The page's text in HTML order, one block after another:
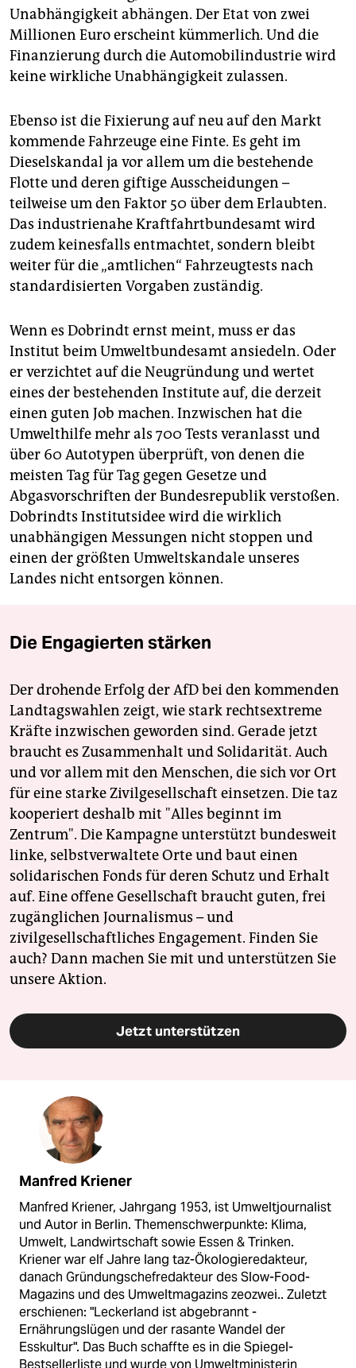
Unabhängigkeit abhängen. Der Etat von zwei
Millionen Euro erscheint kümmerlich. Und die
Finanzierung durch die Automobilindustrie wird
keine wirkliche Unabhängigkeit zulassen.
Ebenso ist die Fixierung auf neu auf den Markt
kommende Fahrzeuge eine Finte. Es geht im
Dieselskandal ja vor allem um die bestehende
Flotte und deren giftige Ausscheidungen –
teilweise um den Faktor 50 über dem Erlaubten.
Das industrienahe Kraftfahrtbundesamt wird
zudem keinesfalls entmachtet, sondern bleibt
weiter für die „amtlichen“ Fahrzeugtests nach
standardisierten Vorgaben zuständig.
Wenn es Dobrindt ernst meint, muss er das
Institut beim Umweltbundesamt ansiedeln. Oder
er verzichtet auf die Neugründung und wertet
eines der bestehenden Institute auf, die derzeit
einen guten Job machen. Inzwischen hat die
Umwelthilfe mehr als 700 Tests veranlasst und
über 60 Autotypen überprüft, von denen die
meisten Tag für Tag gegen Gesetze und
Abgasvorschriften der Bundesrepublik verstoßen.
Dobrindts Institutsidee wird die wirklich
unabhängigen Messungen nicht stoppen und
einen der größten Umweltskandale unseres
Landes nicht entsorgen können.
Die Engagierten stärken
Der drohende Erfolg der AfD bei den kommenden
Landtagswahlen zeigt, wie stark rechtsextreme
Kräfte inzwischen geworden sind. Gerade jetzt
braucht es Zusammenhalt und Solidarität. Auch
und vor allem mit den Menschen, die sich vor Ort
für eine starke Zivilgesellschaft einsetzen. Die taz
kooperiert deshalb mit "Alles beginnt im
Zentrum". Die Kampagne unterstützt bundesweit
linke, selbstverwaltete Orte und baut einen
solidarischen Fonds für deren Schutz und Erhalt
auf. Eine offene Gesellschaft braucht guten, frei
zugänglichen Journalismus – und
zivilgesellschaftliches Engagement. Finden Sie
auch? Dann machen Sie mit und unterstützen Sie
unsere Aktion.
Jetzt unterstützen
Manfred Kriener
Manfred Kriener, Jahrgang 1953, ist Umweltjournalist
und Autor in Berlin. Themenschwerpunkte: Klima,
Umwelt, Landwirtschaft sowie Essen & Trinken.
Kriener war elf Jahre lang taz-Ökologieredakteur,
danach Gründungschefredakteur des Slow-Food-
Magazins und des Umweltmagazins zeozwei.. Zuletzt
erschienen: "Leckerland ist abgebrannt -
Ernährungslügen und der rasante Wandel der
Esskultur". Das Buch schaffte es in die Spiegel-
Bestsellerliste und wurde von Umweltministerin